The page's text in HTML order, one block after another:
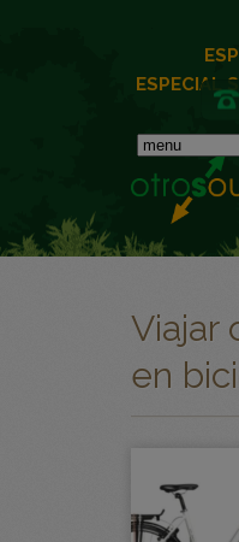
ESPECIAL
Viajar
en